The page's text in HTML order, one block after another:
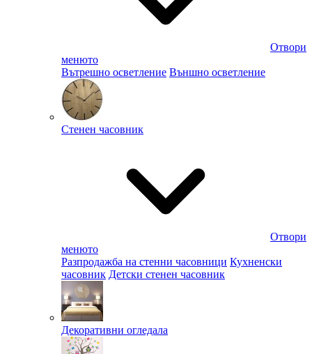
Отвори
менюто
Вътрешно осветление Външно осветление
Стенен часовник
Отвори
менюто
Разпродажба на стенни часовници Кухненски
часовник Детски стенен часовник
Декоративни огледала